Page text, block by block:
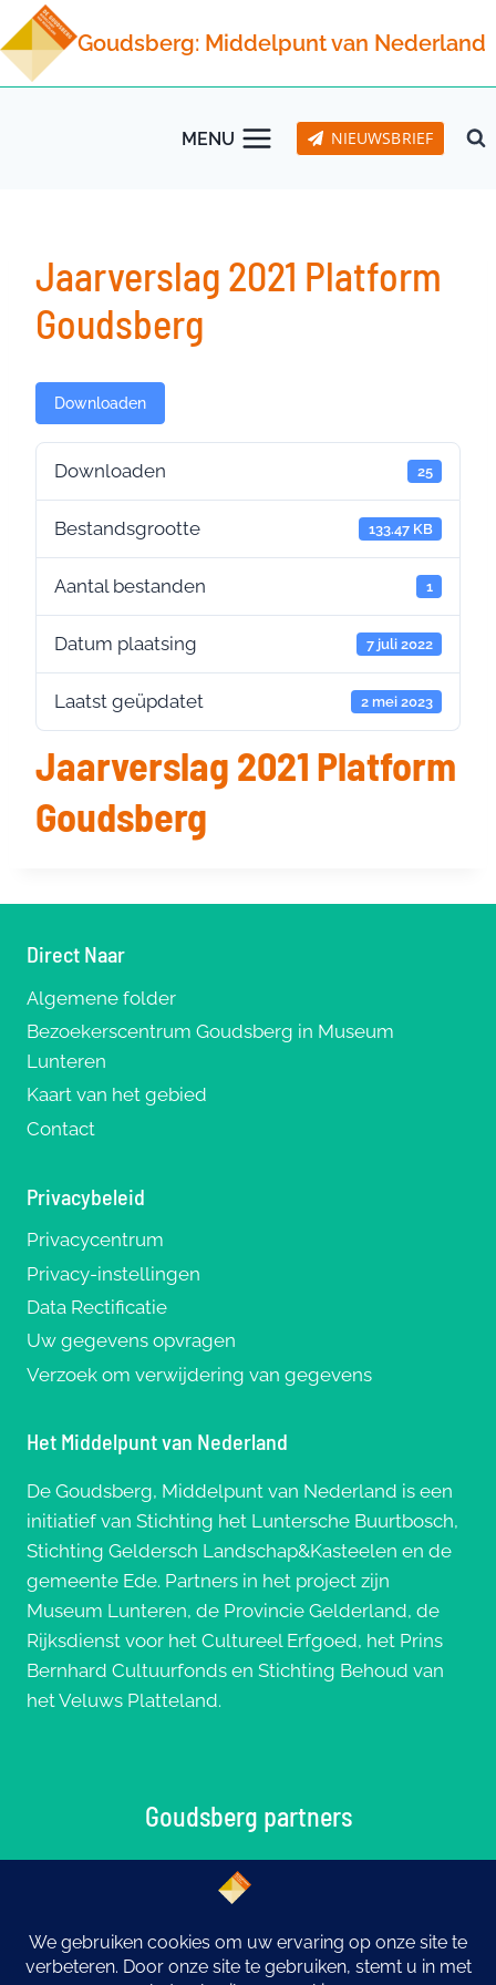
Doorgaan
naar
inhoud
Goudsberg: Middelpunt van Nederland
MENU NIEUWSBRIEF
Jaarverslag 2021 Platform
Goudsberg
Downloaden
Downloaden 25
Bestandsgrootte 133.47 KB
Aantal bestanden 1
Datum plaatsing 7 juli 2022
Laatst geüpdatet 2 mei 2023
Jaarverslag 2021 Platform
Goudsberg
Direct Naar
Algemene folder
Bezoekerscentrum Goudsberg in Museum
Lunteren
Kaart van het gebied
Contact
Privacybeleid
Privacycentrum
Privacy-instellingen
Data Rectificatie
Uw gegevens opvragen
Verzoek om verwijdering van gegevens
Het Middelpunt van Nederland
De Goudsberg, Middelpunt van Nederland is een
initiatief van Stichting het Luntersche Buurtbosch,
Stichting Geldersch Landschap&Kasteelen en de
gemeente Ede. Partners in het project zijn
Museum Lunteren, de Provincie Gelderland, de
Rijksdienst voor het Cultureel Erfgoed, het Prins
Bernhard Cultuurfonds en Stichting Behoud van
het Veluws Platteland.
Goudsberg partners